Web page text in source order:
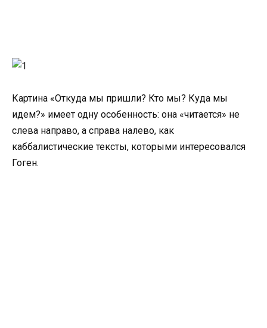
Картина «Откуда мы пришли? Кто мы? Куда мы
идем?» имеет одну особенность: она «читается» не
слева направо, а справа налево, как
каббалистические тексты, которыми интересовался
Гоген.